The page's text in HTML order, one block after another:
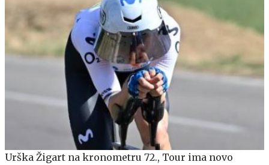
Urška Žigart na kronometru 72., Tour ima novo